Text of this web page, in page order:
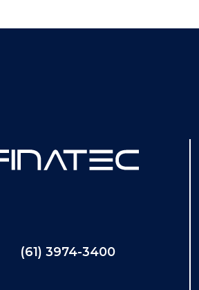
(61) 3974-3400